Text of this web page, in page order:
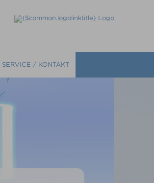
SERVICE / KONTAKT